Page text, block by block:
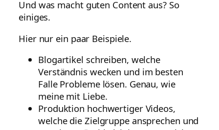
Und was macht guten Content aus? So
einiges.
Hier nur ein paar Beispiele.
Blogartikel schreiben, welche
Verständnis wecken und im besten
Falle Probleme lösen. Genau, wie
meine mit Liebe.
Produktion hochwertiger Videos,
welche die Zielgruppe ansprechen und